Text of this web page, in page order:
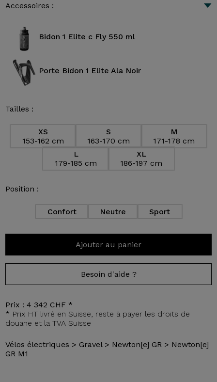
Accessoires :
Bidon 1 Elite c Fly 550 ml
Porte Bidon 1 Elite Ala Noir
Tailles :
XS
153-162 cm
S
163-170 cm
M
171-178 cm
L
179-185 cm
XL
186-197 cm
Position :
Confort Neutre Sport
Ajouter au panier
Besoin d'aide ?
Prix :4 342 CHF *
* Prix HT livré en Suisse, reste à payer les droits de
douane et la TVA Suisse
Vélos électriques > Gravel > Newton[e] GR > Newton[e]
GR M1